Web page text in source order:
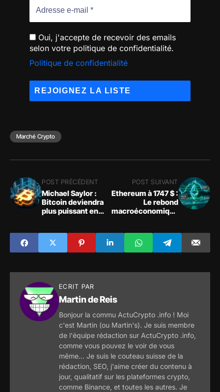
Oui, j'accepte de recevoir des emails
selon votre politique de confidentialité.
Politique de confidentialité
Marché Crypto
POST PRÉCÉDENT
Michael Saylor :
Bitcoin deviendra
plus puissant en
POST SUIVANT
Ethereum à 1747 $ :
Le rebond
macroéconomique
ECRIT PAR
Martin de Reis
Bonjour la commu ActuCrypto .info ! Moi
c'est Martin (ou Martin's). Je suis membre
de l'équipe rédaction sur ActuCrypto .info,
comme vous pouvez le voir de vous
même... Je suis le couteau suisse de la
rédaction, SEO, j'aime créer du contenu à
jour, qualitatif sur les plateformes crypto,
comme Binance, et toutes les autres. Je